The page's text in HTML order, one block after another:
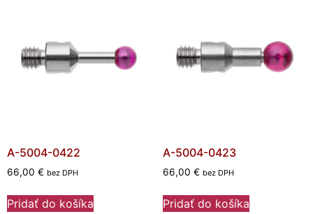
A-5004-0422
66,00 € bez DPH
Pridať do košíka
A-5004-0423
66,00 € bez DPH
Pridať do košíka